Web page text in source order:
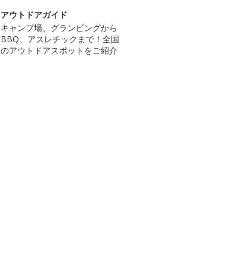
アウトドアガイド
キャンプ場、グランピングから
BBQ、アスレチックまで！全国
のアウトドアスポットをご紹介